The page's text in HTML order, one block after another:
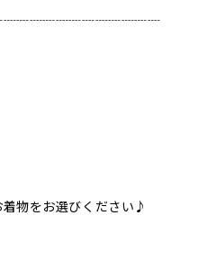
物をお選びください♪